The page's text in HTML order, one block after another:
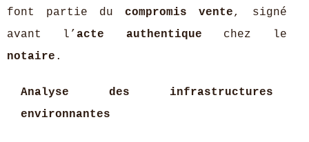
font partie ducompromis vente, signé
avant l’acte authentique chez le
notaire .
Analyse des infrastructures
environnantes